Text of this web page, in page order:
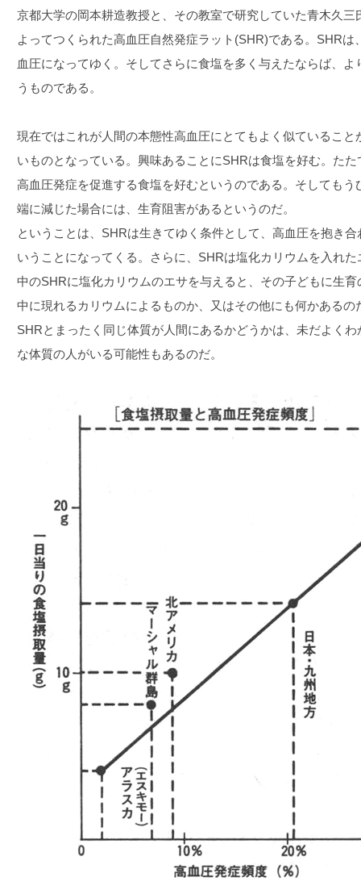
京都大学の岡本耕造教授と、その教室で研究していた青木久
よってつくられた高血圧自然発症ラット(SHR)である。SHR
血圧になってゆく。そしてさらに食塩を多く与えたならば、
うものである。
現在ではこれが人間の本態性高血圧にとてもよく似ているこ
いものとなっている。興味あることにSHRは食塩を好む。た
高血圧発症を促進する食塩を好むというのである。そしても
端に減じた場合には、生育阻害があるというのだ。
ということは、SHRは生きてゆく条件として、高血圧を抱き
いうことになってくる。さらに、SHRは塩化カリウムを入れ
中のSHRに塩化カリウムのエサを与えると、その子どもに生
中に現れるカリウムによるものか、又はその他にも何かあるの
SHRとまったく同じ体質が人間にあるかどうかは、未だよく
な体質の人がいる可能性もあるのだ。